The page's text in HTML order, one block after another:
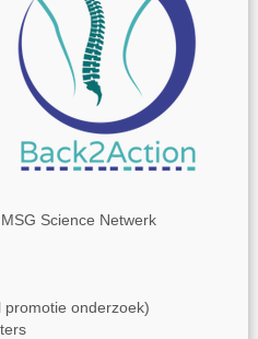
Science Netwerk
promotie onderzoek)